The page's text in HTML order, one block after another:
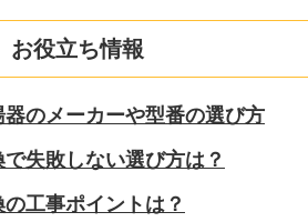
お役立ち情報
のメーカーや型番の選び方
失敗しない選び方は？
工事ポイントは？